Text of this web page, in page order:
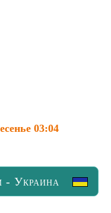
03:04
- Украина